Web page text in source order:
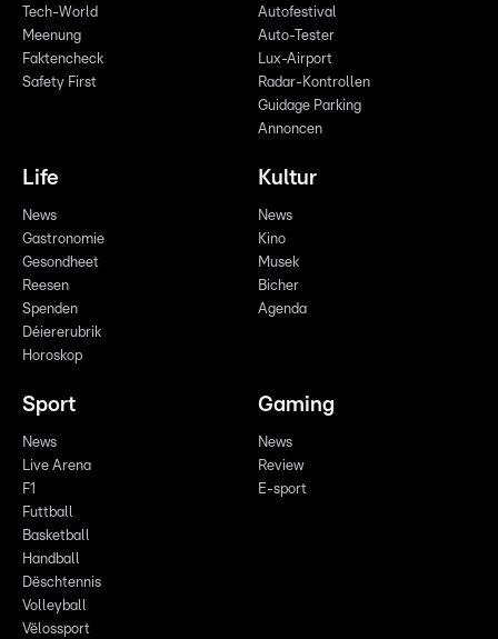
Tech-World
Meenung
Faktencheck
Safety First
Autofestival
Auto-Tester
Lux-Airport
Radar-Kontrollen
Guidage Parking
Annoncen
Life
News
Gastronomie
Gesondheet
Reesen
Spenden
Déiererubrik
Horoskop
Kultur
News
Kino
Musek
Bicher
Agenda
Sport
News
Live Arena
F1
Futtball
Basketball
Handball
Dëschtennis
Volleyball
Vëlossport
Gaming
News
Review
E-sport